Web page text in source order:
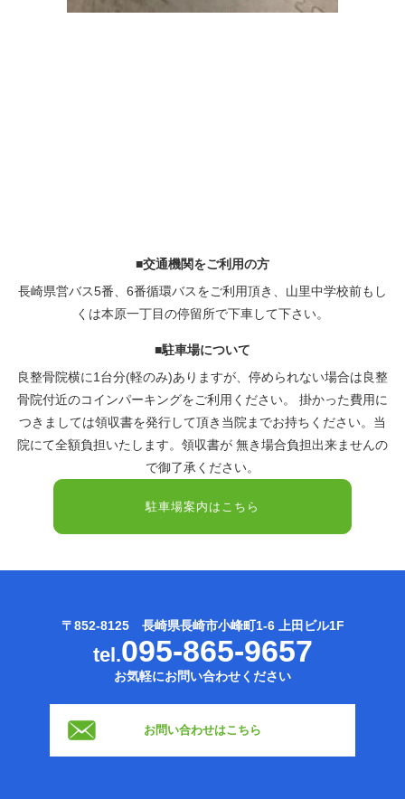
■交通機関をご利用の方
長崎県営バス5番、6番循環バスをご利用頂き、山里中学校前もし
くは本原一丁目の停留所で下車して下さい。
■駐車場について
良整骨院横に1台分(軽のみ)ありますが、停められない場合は良整
骨院付近のコインパーキングをご利用ください。 掛かった費用に
つきましては領収書を発行して頂き当院までお持ちください。当
院にて全額負担いたします。領収書が 無き場合負担出来ませんの
で御了承ください。
駐車場案内はこちら
〒852-8125 長崎県長崎市小峰町1-6 上田ビル1F
tel.095-865-9657
お気軽にお問い合わせください
お問い合わせはこちら